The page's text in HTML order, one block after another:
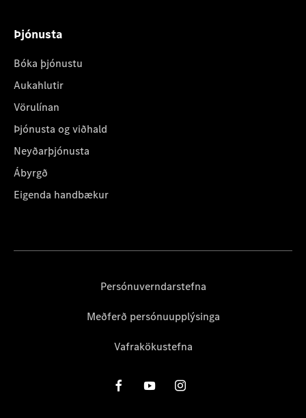
Þjónusta
Bóka þjónustu
Aukahlutir
Vörulínan
Þjónusta og viðhald
Neyðarþjónusta
Ábyrgð
Eigenda handbækur
Persónuverndarstefna
Meðferð persónuupplýsinga
Vafrakökustefna